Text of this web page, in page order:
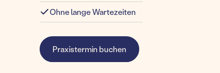
Ohne lange Wartezeiten
Praxistermin buchen